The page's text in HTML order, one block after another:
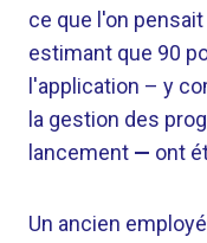
ce que l'on
estimant que 90
l'application – y
la gestion des
lancement — ont
Un ancien